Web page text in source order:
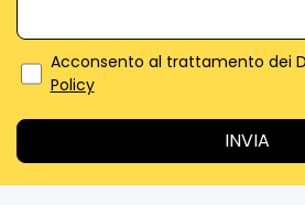
Acconsento al trattamento dei
Policy